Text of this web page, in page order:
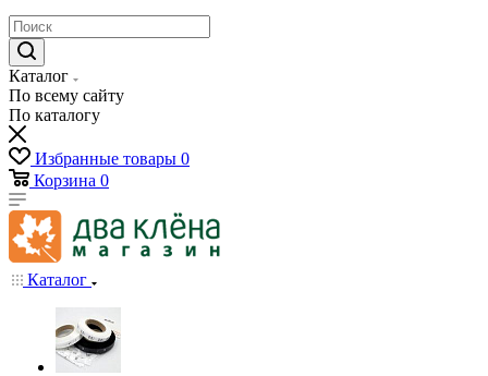
Каталог
По всему сайту
По каталогу
Избранные товары 0
Корзина 0
Каталог